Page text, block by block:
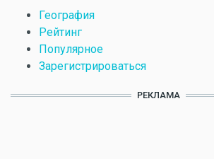
География
Рейтинг
Популярное
Зарегистрироваться
РЕКЛАМА